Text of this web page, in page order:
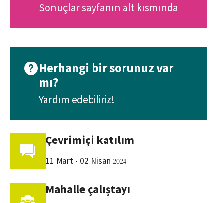
Sonuçlar sayfanın alt kısmında
Herhangi bir sorunuz var
mı?
Yardım edebiliriz!
Çevrimiçi katılım
11 Mart - 02 Nisan 2024
Mahalle çalıştayı